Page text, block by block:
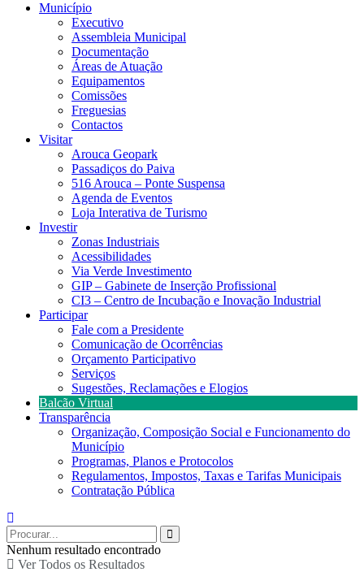
Município
Executivo
Assembleia Municipal
Documentação
Áreas de Atuação
Equipamentos
Comissões
Freguesias
Contactos
Visitar
Arouca Geopark
Passadiços do Paiva
516 Arouca – Ponte Suspensa
Agenda de Eventos
Loja Interativa de Turismo
Investir
Zonas Industriais
Acessibilidades
Via Verde Investimento
GIP – Gabinete de Inserção Profissional
CI3 – Centro de Incubação e Inovação Industrial
Participar
Fale com a Presidente
Comunicação de Ocorrências
Orçamento Participativo
Serviços
Sugestões, Reclamações e Elogios
Balcão Virtual
Transparência
Organização, Composição Social e Funcionamento do
Município
Programas, Planos e Protocolos
Regulamentos, Impostos, Taxas e Tarifas Municipais
Contratação Pública
Nenhum resultado encontrado
Ver Todos os Resultados